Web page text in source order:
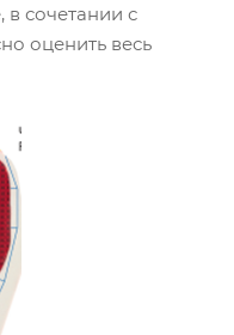
сочетании с
оценить весь